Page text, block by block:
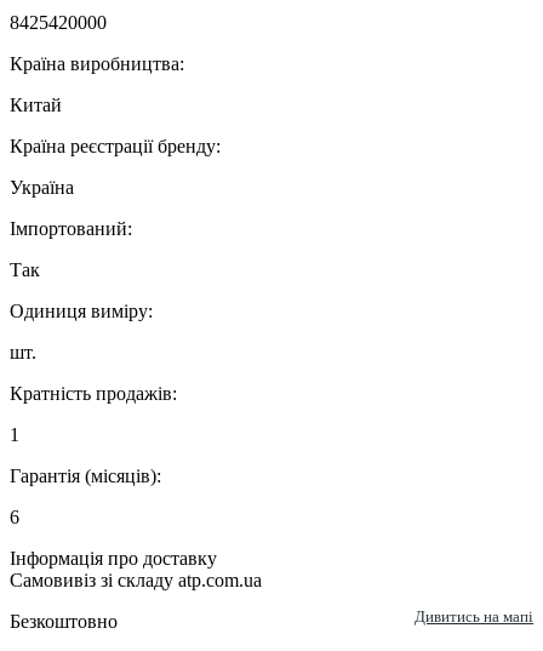
8425420000
Країна виробництва:
Китай
Країна реєстрації бренду:
Україна
Імпортований:
Так
Одиниця виміру:
шт.
Кратність продажів:
1
Гарантія (місяців):
6
Інформація про доставку
Самовивіз зі складу atp.com.ua
Безкоштовно
Дивитись на мапі